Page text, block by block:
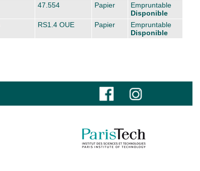
47.554 Papier
Empruntable
Disponible
RS1.4 OUE Papier
Empruntable
Disponible